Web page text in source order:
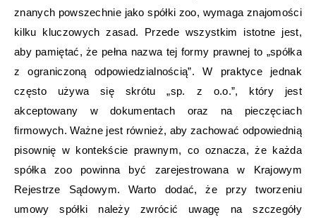
znanych powszechnie jako spółki zoo, wymaga znajomości
kilku kluczowych zasad. Przede wszystkim istotne jest,
aby pamiętać, że pełna nazwa tej formy prawnej to „spółka
z ograniczoną odpowiedzialnością”. W praktyce jednak
często używa się skrótu „sp. z o.o.”, który jest
akceptowany w dokumentach oraz na pieczęciach
firmowych. Ważne jest również, aby zachować odpowiednią
pisownię w kontekście prawnym, co oznacza, że każda
spółka zoo powinna być zarejestrowana w Krajowym
Rejestrze Sądowym. Warto dodać, że przy tworzeniu
umowy spółki należy zwrócić uwagę na szczegóły